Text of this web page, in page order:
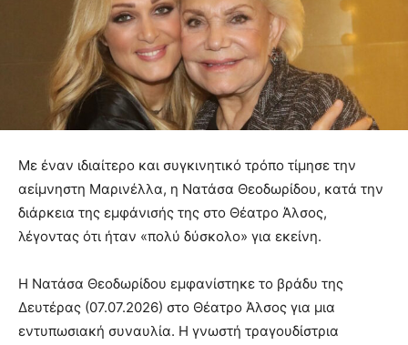
Με έναν ιδιαίτερο και συγκινητικό τρόπο τίμησε την
αείμνηστη Μαρινέλλα, η Νατάσα Θεοδωρίδου, κατά την
διάρκεια της εμφάνισής της στο Θέατρο Άλσος,
λέγοντας ότι ήταν «πολύ δύσκολο» για εκείνη.
Η Νατάσα Θεοδωρίδου εμφανίστηκε το βράδυ της
Δευτέρας (07.07.2026) στο Θέατρο Άλσος για μια
εντυπωσιακή συναυλία. Η γνωστή τραγουδίστρια